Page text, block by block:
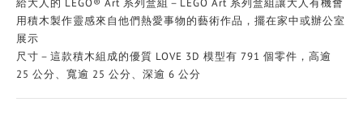
給大人的 LEGO® Art 系列盒組－LEGO Art 系列盒組讓大人有機會
用積木製作靈感來自他們熱愛事物的藝術作品，擺在家中或辦公室
展示
尺寸－這款積木組成的優質 LOVE 3D 模型有 791 個零件，高逾
25 公分、寬逾 25 公分、深逾 6 公分